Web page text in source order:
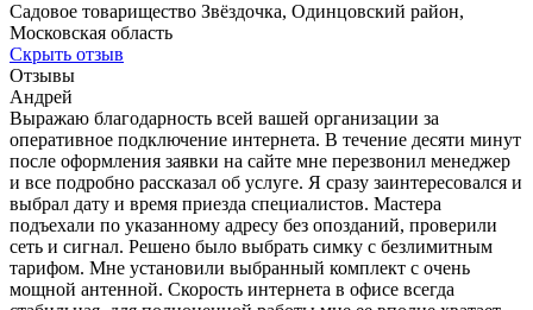
Садовое товарищество Звёздочка, Одинцовский район,
Московская область
Скрыть отзыв
Отзывы
Андрей
Выражаю благодарность всей вашей организации за
оперативное подключение интернета. В течение десяти минут
после оформления заявки на сайте мне перезвонил менеджер
и все подробно рассказал об услуге. Я сразу заинтересовался и
выбрал дату и время приезда специалистов. Мастера
подъехали по указанному адресу без опозданий, проверили
сеть и сигнал. Решено было выбрать симку с безлимитным
тарифом. Мне установили выбранный комплект с очень
мощной антенной. Скорость интернета в офисе всегда